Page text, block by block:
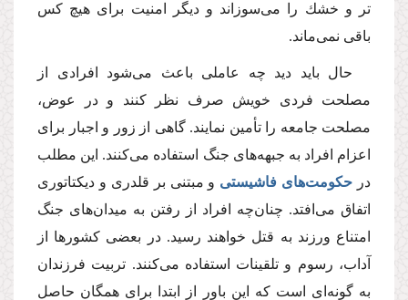
تر و خشك را مى‌سوزاند و دیگر امنیت براى هیچ كس
باقى نمى‌ماند.
حال باید دید چه عاملى باعث مى‌شود افرادى از
مصلحت فردى خویش صرف نظر كنند و در عوض،
مصلحت جامعه را تأمین نمایند. گاهى از زور و اجبار براى
اعزام افراد به جبهه‌هاى جنگ استفاده مى‌كنند. این مطلب
در حكومت‌هاى فاشیستى و مبتنى بر قلدرى و دیكتاتورى
اتفاق مى‌افتد. چنان‌چه افراد از رفتن به میدان‌هاى جنگ
امتناع ورزند به قتل خواهند رسید. در بعضى كشورها از
آداب، رسوم و تلقینات استفاده مى‌كنند. تربیت فرزندان
به گونه‌اى است كه این باور از ابتدا براى همگان حاصل